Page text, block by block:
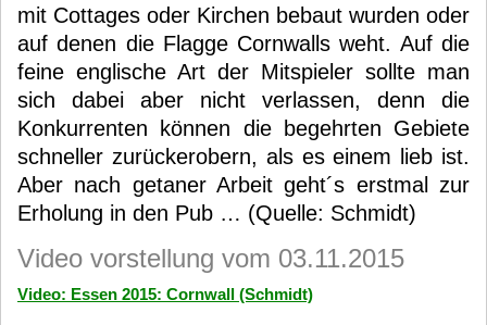
mit Cottages oder Kirchen bebaut wurden oder
auf denen die Flagge Cornwalls weht. Auf die
feine englische Art der Mitspieler sollte man
sich dabei aber nicht verlassen, denn die
Konkurrenten können die begehrten Gebiete
schneller zurückerobern, als es einem lieb ist.
Aber nach getaner Arbeit geht´s erstmal zur
Erholung in den Pub … (Quelle: Schmidt)
Video vorstellung vom 03.11.2015
Video: Essen 2015: Cornwall (Schmidt)